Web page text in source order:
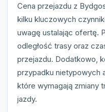
Cena przejazdu z
kilku kluczowych
uwagę ustalając ofertę.
odległość trasy oraz
przejazdu. Dodatkowo,
przypadku nietypowych
które wymagają zmiany
jazdy.